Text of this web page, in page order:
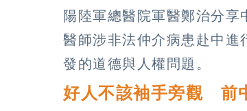
陽陸軍總醫院軍醫鄭治分享
醫師涉非法仲介病患赴中進
發的道德與人權問題。
好人不該袖手旁觀 前